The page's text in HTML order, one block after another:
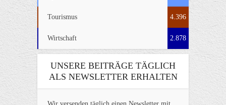
Tourismus 4.396
Wirtschaft 2.878
UNSERE BEITRÄGE TÄGLICH
ALS NEWSLETTER ERHALTEN